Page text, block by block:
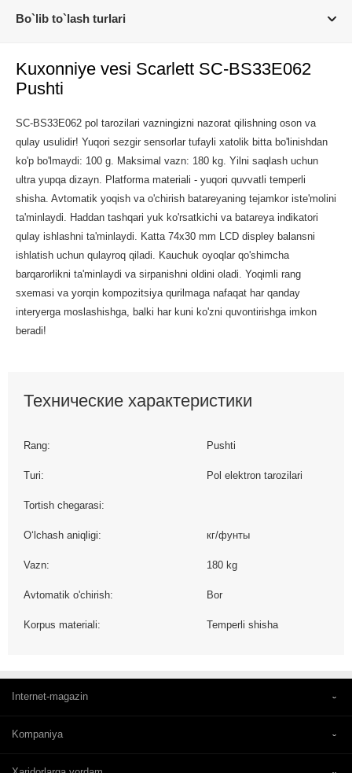
Bo`lib to`lash turlari
Kuxonniye vesi Scarlett SC-BS33E062
Pushti
SC-BS33E062 pol tarozilari vazningizni nazorat qilishning oson va
qulay usulidir! Yuqori sezgir sensorlar tufayli xatolik bitta bo'linishdan
ko'p bo'lmaydi: 100 g. Maksimal vazn: 180 kg. Yilni saqlash uchun
ultra yupqa dizayn. Platforma materiali - yuqori quvvatli temperli
shisha. Avtomatik yoqish va o'chirish batareyaning tejamkor iste'molini
ta'minlaydi. Haddan tashqari yuk ko'rsatkichi va batareya indikatori
qulay ishlashni ta'minlaydi. Katta 74x30 mm LCD displey balansni
ishlatish uchun qulayroq qiladi. Kauchuk oyoqlar qo'shimcha
barqarorlikni ta'minlaydi va sirpanishni oldini oladi. Yoqimli rang
sxemasi va yorqin kompozitsiya qurilmaga nafaqat har qanday
interyerga moslashishga, balki har kuni ko'zni quvontirishga imkon
beradi!
Технические характеристики
Rang: Pushti
Turi: Pol elektron tarozilari
Tortish chegarasi:
O‘lchash aniqligi: кг/фунты
Vazn: 180 kg
Avtomatik o'chirish: Bor
Korpus materiali: Temperli shisha
Internet-magazin
Kompaniya